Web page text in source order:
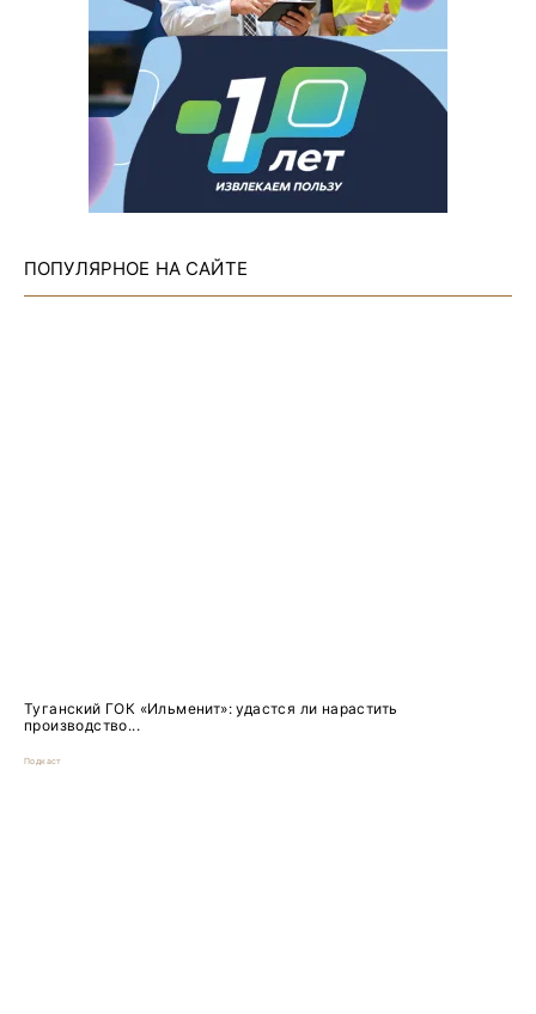
ПОПУЛЯРНОЕ НА САЙТЕ
Туганский ГОК «Ильменит»: удастся ли нарастить
производство...
Подкаст